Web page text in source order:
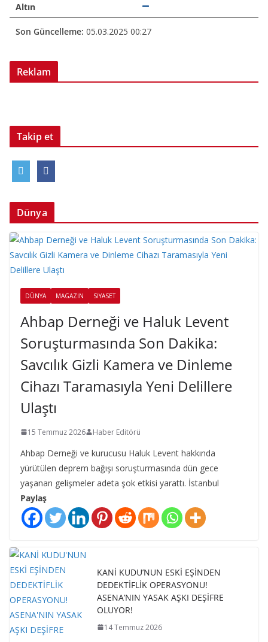
Altın
Son Güncelleme: 05.03.2025 00:27
Reklam
Takip et
Dünya
DÜNYA MAGAZIN SIYASET
Ahbap Derneği ve Haluk Levent
Soruşturmasında Son Dakika:
Savcılık Gizli Kamera ve Dinleme
Cihazı Taramasıyla Yeni Delillere
Ulaştı
15 Temmuz 2026 Haber Editörü
Ahbap Derneği ve kurucusu Haluk Levent hakkında
yürütülen deprem bağışı soruşturmasında dün gece
yaşanan gelişmeler adeta şok etkisi yarattı. İstanbul
Paylaş
KANİ KUDU’NUN ESKİ EŞİNDEN
DEDEKTİFLİK OPERASYONU!
ASENA’NIN YASAK AŞKI DEŞİFRE
OLUYOR!
14 Temmuz 2026